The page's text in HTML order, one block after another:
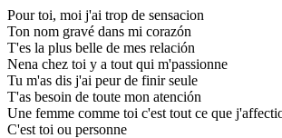
Pour toi, moi j'ai trop de sensacion
Ton nom gravé dans mi corazón
T'es la plus belle de mes relación
Nena chez toi y a tout qui m'passionne
Tu m'as dis j'ai peur de finir seule
T'as besoin de toute mon atención
Une femme comme toi c'est tout ce que
C'est toi ou personne